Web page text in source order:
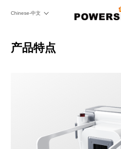
Chinese-中文
产品特点